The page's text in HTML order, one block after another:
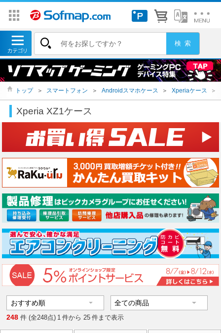
トップ ＞ スマートフォン ＞ Androidスマホケース ＞ Xperiaケース ＞
Xperia XZ1ケース
248 件 (全248点) 1 件から 25 件まで表示